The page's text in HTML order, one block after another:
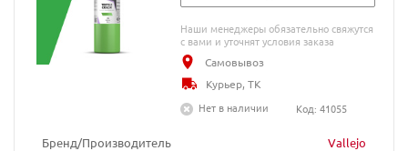
Бренд/Производитель
Vallejo
Наши менеджеры обязательно свяжутся
с вами и уточнят условия заказа
Самовывоз
Курьер, ТК
Нет в наличии
Код: 41055